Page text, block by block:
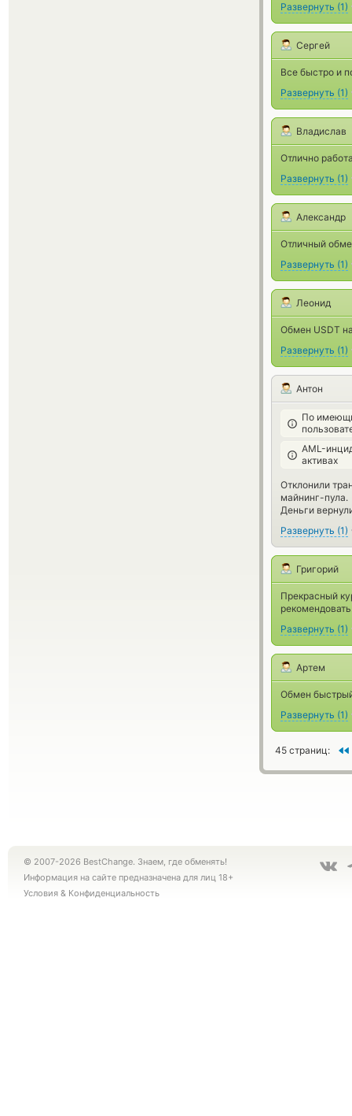
Развернуть (1)
Сергей
Все быстро и
Развернуть (1)
Владислав
Отлично
Развернуть (1)
Александр
Отличный
Развернуть (1)
Леонид
Обмен USDT
Развернуть (1)
Антон
По
AML-
активах
Отклонили
майнинг-пула.
Деньги
Развернуть (1)
Григорий
Прекрасный
Развернуть (1)
Артем
Обмен
Развернуть (1)
45 страниц:
© 2007-2026 BestChange. Знаем, где обменять!
Информация на сайте предназначена для лиц 18+
Условия & Конфиденциальность